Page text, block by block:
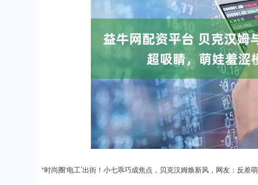
“时尚圈‘电工’出街！小七乖巧成焦点，贝克汉姆焕新风，网友：反差